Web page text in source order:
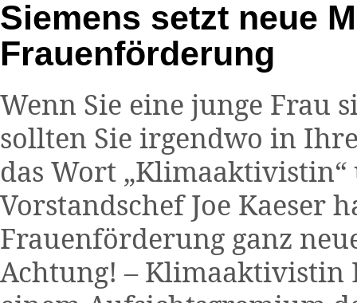
Siemens setzt neue
Frauenförderung
Wenn Sie eine junge Frau
sollten Sie irgendwo in
das Wort
Vorstandschef Joe Kaeser
Frauenförderung ganz
Achtung! – Klimaaktivistin